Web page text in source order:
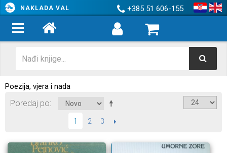
NAKLADA VAL +385 51 606-155
Poezija, vjera i nada
Poredaj po
1 2 3 SLIJEDEĆI